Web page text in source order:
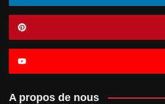
A propos de nous